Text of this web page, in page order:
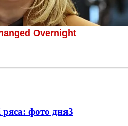
ряса: фото дня3